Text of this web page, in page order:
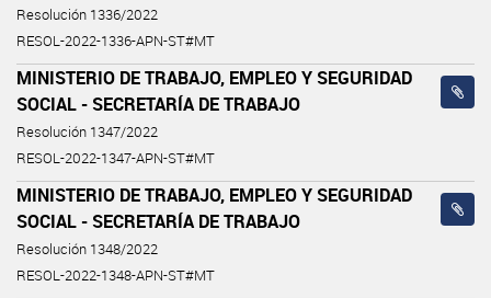
Resolución 1336/2022
RESOL-2022-1336-APN-ST#MT
MINISTERIO DE TRABAJO, EMPLEO Y SEGURIDAD
SOCIAL - SECRETARÍA DE TRABAJO
Resolución 1347/2022
RESOL-2022-1347-APN-ST#MT
MINISTERIO DE TRABAJO, EMPLEO Y SEGURIDAD
SOCIAL - SECRETARÍA DE TRABAJO
Resolución 1348/2022
RESOL-2022-1348-APN-ST#MT